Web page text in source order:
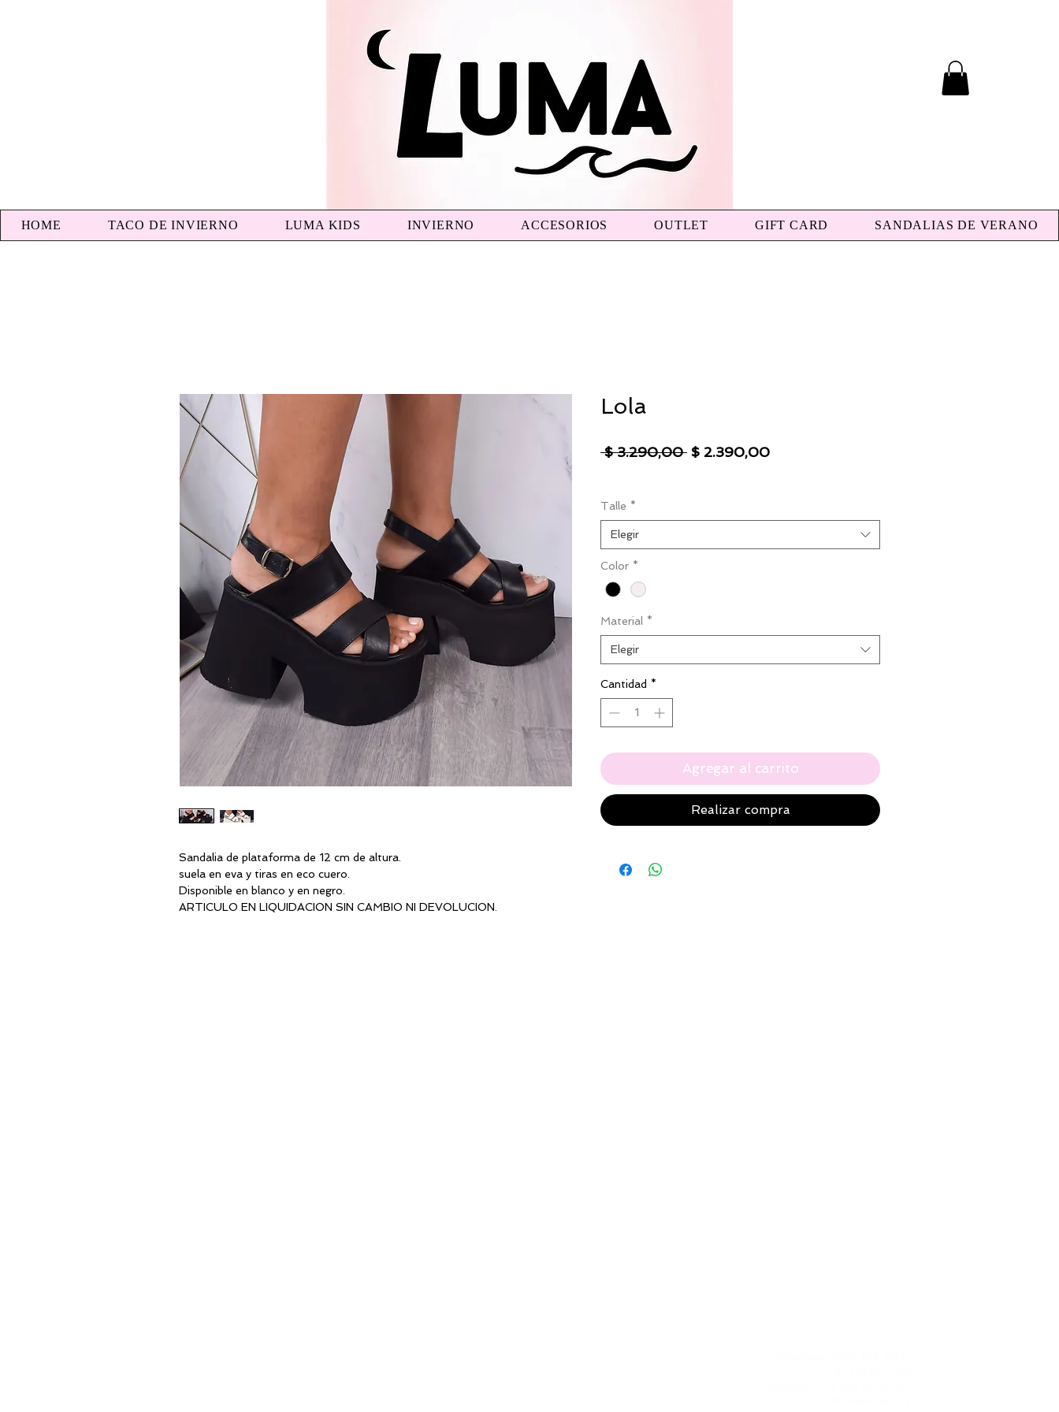
HOME TACO DE INVIERNO LUMA KIDS INVIERNO ACCESORIOS OUTLET GIFT CARD SANDALIAS DE VERANO
Sandalia de plataforma de 12 cm de altura.
suela en eva y tiras en eco cuero.
Disponible en blanco y en negro.
ARTICULO EN LIQUIDACION SIN CAMBIO NI DEVOLUCION.
Lola
$ 3.290,00 Precio
$ 2.390,00Precio
Talle *
Elegir
Color *
Material *
Elegir
Cantidad *
Agregar al carrito
Realizar compra